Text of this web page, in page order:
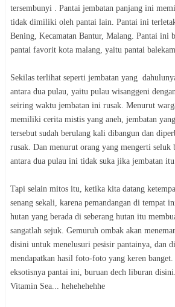
tersembunyi . Pantai jembatan panjang ini
tidak dimiliki oleh pantai lain. Pantai ini
Bening, Kecamatan Bantur, Malang. Pantai ini
pantai favorit kota malang, yaitu pantai
Sekilas terlihat seperti jembatan yang
antara dua pulau, yaitu pulau wisanggeni
seiring waktu jembatan ini rusak. Menurut
memiliki cerita mistis yang aneh, jembatan
tersebut sudah berulang kali dibangun dan
rusak. Dan menurut orang yang mengerti seluk
antara dua pulau ini tidak suka jika jembatan
Tapi selain mitos itu, ketika kita datang
senang sekali, karena pemandangan di tempat
hutan yang berada di seberang hutan itu
sangatlah sejuk. Gemuruh ombak akan
disini untuk menelusuri pesisir pantainya, dan
mendapatkan hasil foto-foto yang keren banget.
eksotisnya pantai ini, buruan dech liburan
Vitamin Sea... hehehehehhe